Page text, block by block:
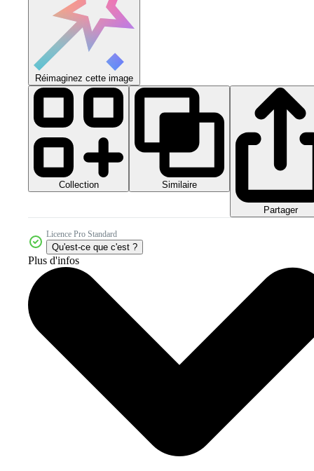
Réimaginez cette image
Collection Similaire
Partager
Licence Pro Standard
Qu'est-ce que c'est ?
Plus d'infos